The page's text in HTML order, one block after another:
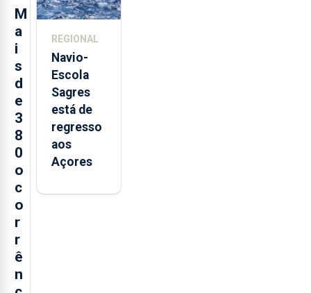
M
a
i
s
d
e
3
8
0
o
c
o
r
r
ê
n
postos de
REGIONAL
Navio-
Escola
Sagres
está de
regresso
aos
Açores